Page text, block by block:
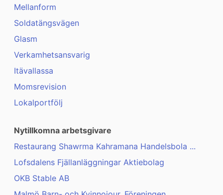
Mellanform
Soldatängsvägen
Glasm
Verkamhetsansvarig
Itävallassa
Momsrevision
Lokalportfölj
Nytillkomna arbetsgivare
Restaurang Shawrma Kahramana Handelsbola ...
Lofsdalens Fjällanläggningar Aktiebolag
OKB Stable AB